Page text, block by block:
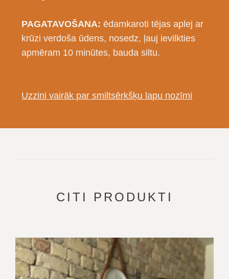
PAGATAVOŠANA: ēdamkaroti tējas aplej ar
krūzi verdoša ūdens, nosedz, ļauj ievilkties
apmēram 10 minūtes, bauda siltu.
Uzzini vairāk par smiltsērkšķu lapu nozīmi
CITI PRODUKTI